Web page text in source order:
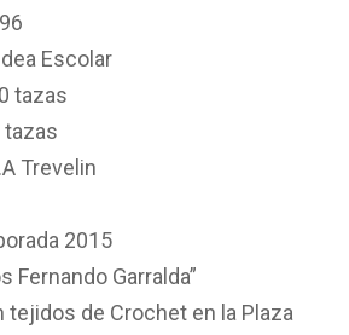
Escolar
tazas
tazas
Trevelin
2015
Fernando Garralda”
de Crochet en la Plaza